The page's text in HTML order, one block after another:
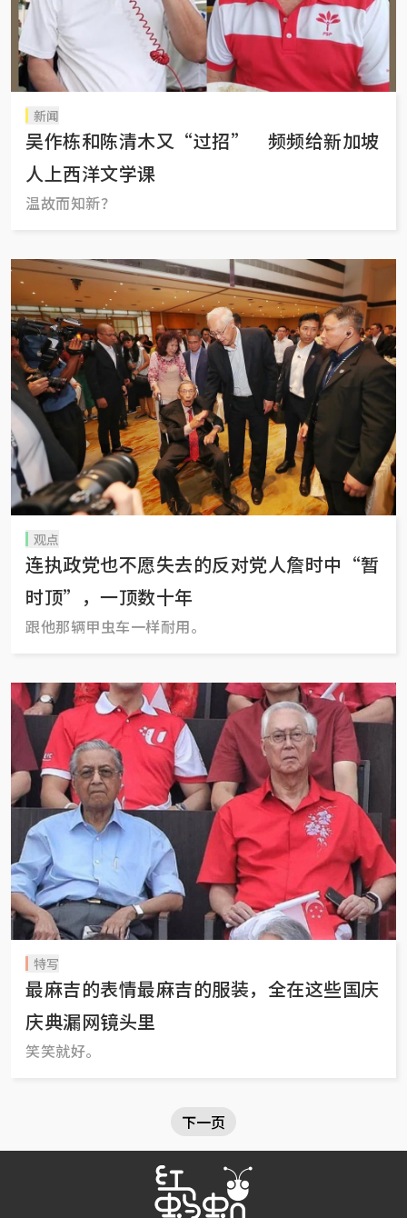
新闻
吴作栋和陈清木又“过招” 频频给新加坡
人上西洋文学课
温故而知新？
观点
连执政党也不愿失去的反对党人詹时中“暂
时顶”，一顶数十年
跟他那辆甲虫车一样耐用。
特写
最麻吉的表情最麻吉的服装，全在这些国庆
庆典漏网镜头里
笑笑就好。
下一页